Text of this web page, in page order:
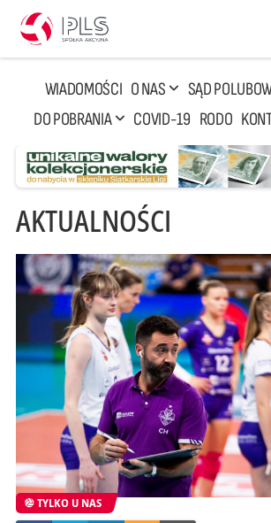
WIADOMOŚCI O NAS SĄD
DO POBRANIA
COVID-19 RODO
AKTUALNOŚCI
TYLKO U NAS